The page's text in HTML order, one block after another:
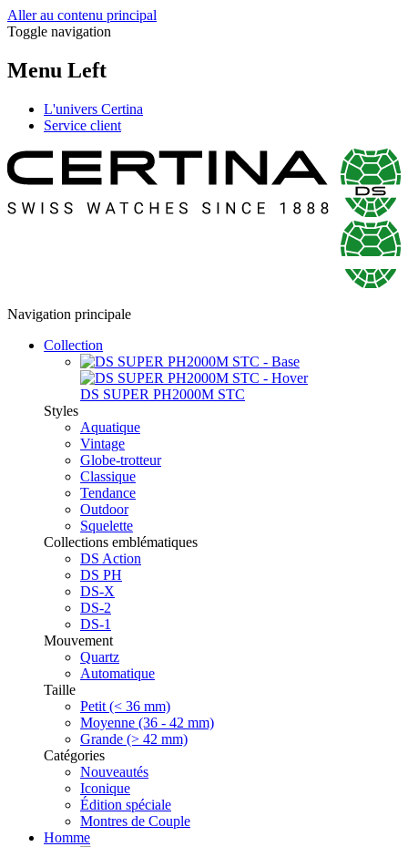
Aller au contenu principal
Toggle navigation
Menu Left
L'univers Certina
Service client
Navigation principale
Collection
DS SUPER PH2000M STC
Styles
Aquatique
Vintage
Globe-trotteur
Classique
Tendance
Outdoor
Squelette
Collections emblématiques
DS Action
DS PH
DS-X
DS-2
DS-1
Mouvement
Quartz
Automatique
Taille
Petit (< 36 mm)
Moyenne (36 - 42 mm)
Grande (> 42 mm)
Catégories
Nouveautés
Iconique
Édition spéciale
Montres de Couple
Homme